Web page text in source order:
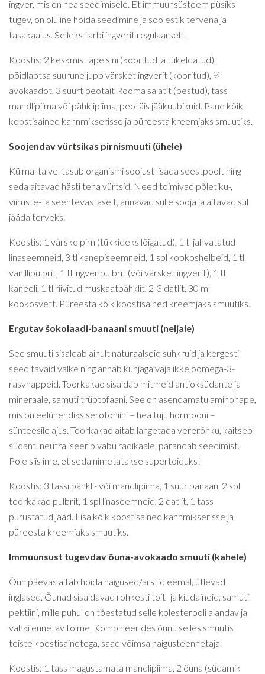
ingver, mis on hea seedimisele. Et immuunsüsteem püsiks
tugev, on oluline hoida seedimine ja soolestik tervena ja
tasakaalus. Selleks tarbi ingverit regulaarselt.
Koostis: 2 keskmist apelsini (kooritud ja tükeldatud),
pöidlaotsa suurune jupp värsket ingverit (kooritud), ¼
avokaadot, 3 suurt peotäit Rooma salatit (pestud), tass
mandlipiima või pähklipiima, peotäis jääkuubikuid. Pane kõik
koostisained kannmikserisse ja püreesta kreemjaks smuutiks.
Soojendav vürtsikas pirnismuuti (ühele)
Külmal talvel tasub organismi soojust lisada seestpoolt ning
seda aitavad hästi teha vürtsid. Need toimivad põletiku-,
viiruste- ja seentevastaselt, annavad sulle sooja ja aitavad sul
jääda terveks.
Koostis: 1 värske pirn (tükkideks lõigatud), 1 tl jahvatatud
linaseemneid, 3 tl kanepiseemneid, 1 spl kookoshelbeid, 1 tl
vanillipulbrit, 1 tl ingveripulbrit (või värsket ingverit), 1 tl
kaneeli, 1 tl riivitud muskaatpähklit, 2-3 datlit, 30 ml
kookosvett. Püreesta kõik koostisained kreemjaks smuutiks.
Ergutav šokolaadi-banaani smuuti (neljale)
See smuuti sisaldab ainult naturaalseid suhkruid ja kergesti
seeditavaid valke ning annab kuhjaga vajalikke oomega-3-
rasvhappeid. Toorkakao sisaldab mitmeid antioksüdante ja
mineraale, samuti trüptofaani. See on asendamatu aminohape,
mis on eelühendiks serotoniini – hea tuju hormooni –
sünteesile ajus. Toorkakao aitab langetada vererõhku, kaitseb
südant, neutraliseerib vabu radikaale, parandab seedimist.
Pole siis ime, et seda nimetatakse supertoiduks!
Koostis: 3 tassi pähkli- või mandlipiima, 1 suur banaan, 2 spl
toorkakao pulbrit, 1 spl linaseemneid, 2 datlit, 1 tass
purustatud jääd. Lisa kõik koostisained kannmikserisse ja
püreesta kreemjaks smuutiks.
Immuunsust tugevdav õuna-avokaado smuuti (kahele)
Õun päevas aitab hoida haigused/arstid eemal, ütlevad
inglased. Õunad sisaldavad rohkesti toit- ja kiudaineid, samuti
pektiini, mille puhul on tõestatud selle kolesterooli alandav ja
vähki ennetav toime. Kombineerides õunu selles smuutis
teiste koostisainetega, saad võimsa haigusteennetaja.
Koostis: 1 tass magustamata mandlipiima, 2 õuna (südamik